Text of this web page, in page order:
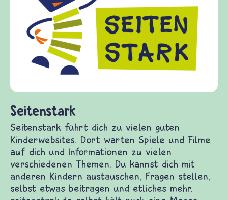
frieden-fragen.de ist ein
Kinder, Eltern und ErzieherInnen
Fragen von Krieg und Frieden,
Gewalt informiert und einen
diesem Themenbereich
fragen.de bietet Antworten auf
und Frieden, Streit und Gewalt.